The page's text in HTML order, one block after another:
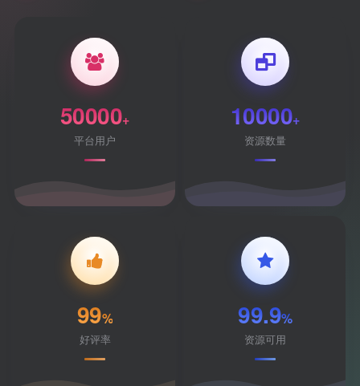
50000+
平台用户
10000+
资源数量
99%
好评率
99.9%
资源可用